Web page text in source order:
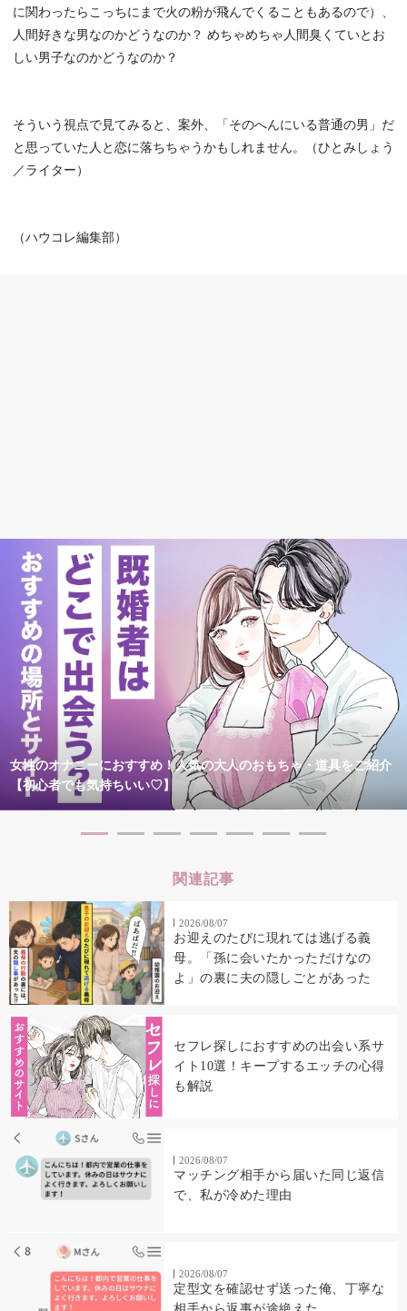
に関わったらこっちにまで火の粉が飛んでくることもあるので）、
人間好きな男なのかどうなのか？ めちゃめちゃ人間臭くていとお
しい男子なのかどうなのか？
そういう視点で見てみると、案外、「そのへんにいる普通の男」だ
と思っていた人と恋に落ちちゃうかもしれません。（ひとみしょう
／ライター）
（ハウコレ編集部）
女性のオナニーにおすすめ！人気の大人のおもちゃ・道具をご紹介
【初心者でも気持ちいい♡】
関連記事
2026/08/07
お迎えのたびに現れては逃げる義
母。「孫に会いたかっただけなの
よ」の裏に夫の隠しごとがあった
セフレ探しにおすすめの出会い系サ
イト10選！キープするエッチの心得
も解説
2026/08/07
マッチング相手から届いた同じ返信
で、私が冷めた理由
2026/08/07
定型文を確認せず送った俺、丁寧な